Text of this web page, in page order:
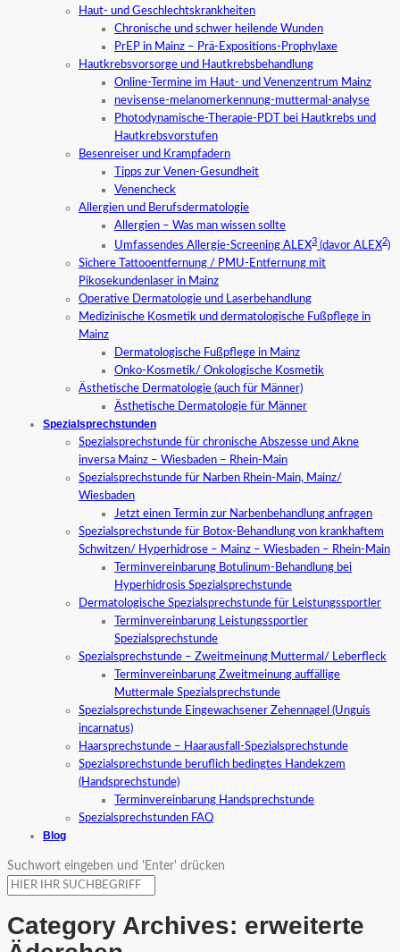
Haut- und Geschlechtskrankheiten
Chronische und schwer heilende Wunden
PrEP in Mainz – Prä-Expositions-Prophylaxe
Hautkrebsvorsorge und Hautkrebsbehandlung
Online-Termine im Haut- und Venenzentrum Mainz
nevisense-melanomerkennung-muttermal-analyse
Photodynamische-Therapie-PDT bei Hautkrebs und
Hautkrebsvorstufen
Besenreiser und Krampfadern
Tipps zur Venen-Gesundheit
Venencheck
Allergien und Berufsdermatologie
Allergien – Was man wissen sollte
Umfassendes Allergie-Screening ALEX3 (davor ALEX2)
Sichere Tattooentfernung / PMU-Entfernung mit
Pikosekundenlaser in Mainz
Operative Dermatologie und Laserbehandlung
Medizinische Kosmetik und dermatologische Fußpflege in
Mainz
Dermatologische Fußpflege in Mainz
Onko-Kosmetik/ Onkologische Kosmetik
Ästhetische Dermatologie (auch für Männer)
Ästhetische Dermatologie für Männer
Spezialsprechstunden
Spezialsprechstunde für chronische Abszesse und Akne
inversa Mainz – Wiesbaden – Rhein-Main
Spezialsprechstunde für Narben Rhein-Main, Mainz/
Wiesbaden
Jetzt einen Termin zur Narbenbehandlung anfragen
Spezialsprechstunde für Botox-Behandlung von krankhaftem
Schwitzen/ Hyperhidrose – Mainz – Wiesbaden – Rhein-Main
Terminvereinbarung Botulinum-Behandlung bei
Hyperhidrosis Spezialsprechstunde
Dermatologische Spezialsprechstunde für Leistungssportler
Terminvereinbarung Leistungssportler
Spezialsprechstunde
Spezialsprechstunde – Zweitmeinung Muttermal/ Leberfleck
Terminvereinbarung Zweitmeinung auffällige
Muttermale Spezialsprechstunde
Spezialsprechstunde Eingewachsener Zehennagel (Unguis
incarnatus)
Haarsprechstunde – Haarausfall-Spezialsprechstunde
Spezialsprechstunde beruflich bedingtes Handekzem
(Handsprechstunde)
Terminvereinbarung Handsprechstunde
Spezialsprechstunden FAQ
Blog
Suchwort eingeben und 'Enter' drücken
Category Archives: erweiterte